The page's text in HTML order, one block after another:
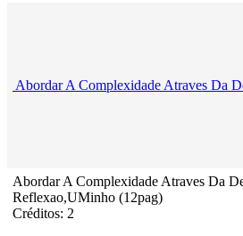
Abordar A Complexidade Atraves Da
Abordar A Complexidade Atraves Da
Reflexao,UMinho (12pag)
Créditos: 2